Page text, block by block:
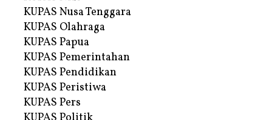
KUPAS Nusa Tenggara
KUPAS Olahraga
KUPAS Papua
KUPAS Pemerintahan
KUPAS Pendidikan
KUPAS Peristiwa
KUPAS Pers